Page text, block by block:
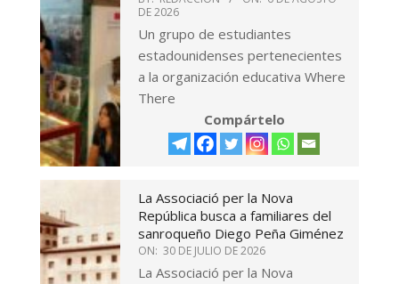
DE 2026
Un grupo de estudiantes
estadounidenses pertenecientes
a la organización educativa Where
There
Compártelo
La Associació per la Nova
República busca a familiares del
sanroqueño Diego Peña Giménez
ON: 30 DE JULIO DE 2026
La Associació per la Nova